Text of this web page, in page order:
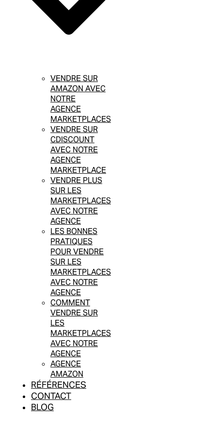
VENDRE SUR
AMAZON AVEC
NOTRE
AGENCE
MARKETPLACES
VENDRE SUR
CDISCOUNT
AVEC NOTRE
AGENCE
MARKETPLACE
VENDRE PLUS
SUR LES
MARKETPLACES
AVEC NOTRE
AGENCE
LES BONNES
PRATIQUES
POUR VENDRE
SUR LES
MARKETPLACES
AVEC NOTRE
AGENCE
COMMENT
VENDRE SUR
LES
MARKETPLACES
AVEC NOTRE
AGENCE
AGENCE
AMAZON
RÉFÉRENCES
CONTACT
BLOG